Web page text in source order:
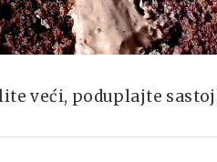
veći, poduplajte